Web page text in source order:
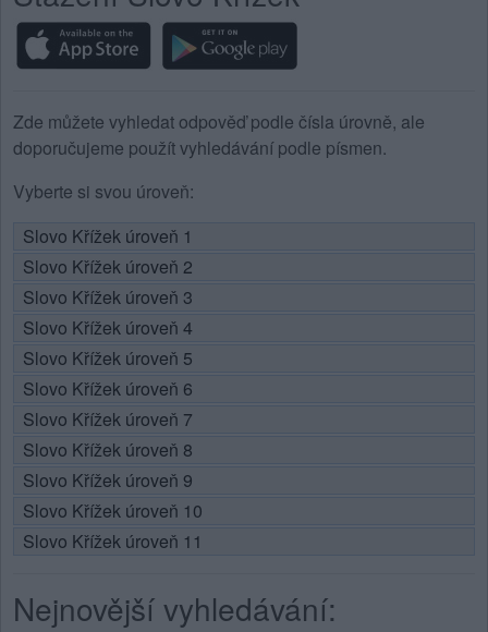
Zde můžete vyhledat odpověď podle čísla úrovně, ale
doporučujeme použít vyhledávání podle písmen.
Vyberte si svou úroveň:
Slovo Křížek úroveň 1
Slovo Křížek úroveň 2
Slovo Křížek úroveň 3
Slovo Křížek úroveň 4
Slovo Křížek úroveň 5
Slovo Křížek úroveň 6
Slovo Křížek úroveň 7
Slovo Křížek úroveň 8
Slovo Křížek úroveň 9
Slovo Křížek úroveň 10
Slovo Křížek úroveň 11
Nejnovější vyhledávání: